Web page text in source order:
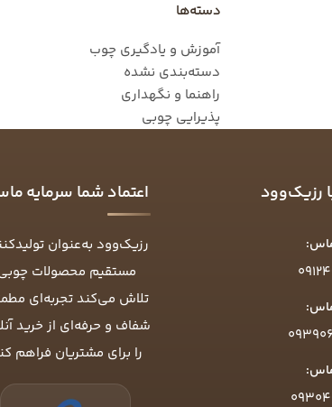
دسته‌ها
آموزش و یادگیری چوب
دسته‌بندی نشده
راهنما و نگهداری
پذیرایی چوبی
رزیک‌وود اعتماد شما سرمایه
رزیک‌وود به‌عنوان
مستقیم محصولات
تلاش می‌کند تجربه‌ای
شفاف و حرفه‌ای از خرید
را برای مشتریان فراهم